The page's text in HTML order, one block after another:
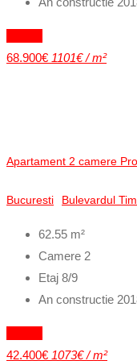
68.900€ 1101€ / m²
Apartament 2 camere
Bucuresti Bulevardul
62.55 m²
Camere 2
Etaj 8/9
An constructie
42.400€ 1073€ / m²